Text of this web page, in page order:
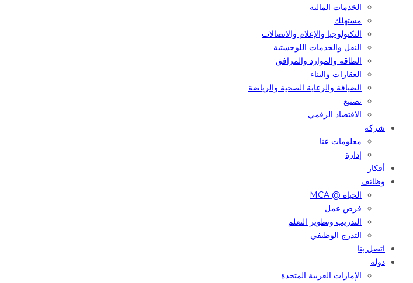
الخدمات المالية
مستهلك
التكنولوجيا والإعلام والاتصالات
النقل والخدمات اللوجستية
الطاقة والموارد والمرافق
العقارات والبناء
الضيافة والرعاية الصحية والرياضة
تصنيع
الاقتصاد الرقمي
شركة
معلومات عنا
إدارة
أفكار
وظائف
الحياة @ MCA
فرص عمل
التدريب وتطوير التعلم
التدرج الوظيفي
اتصل بنا
دولة
الإمارات العربية المتحدة